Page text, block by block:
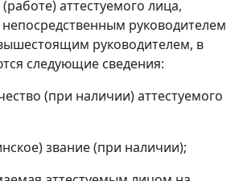
аттестуемого лица,
руководителем
руководителем, в
следующие сведения:
(при наличии) аттестуемого
звание (при наличии);